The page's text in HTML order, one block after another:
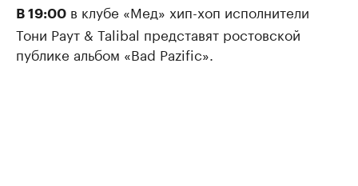
В 19:00 в клубе «Мед» хип-хоп исполнители
Тони Раут & Talibal представят ростовской
публике альбом «Bad Pazific».